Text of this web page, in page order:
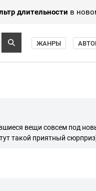
длительности в
ЖАНРЫ
вещи совсем под
такой приятный